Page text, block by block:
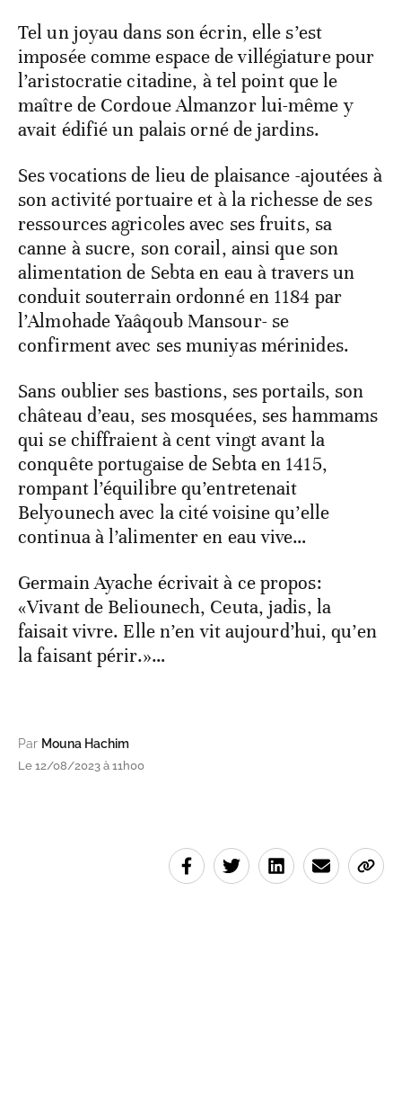
Tel un joyau dans son écrin, elle s’est
imposée comme espace de villégiature pour
l’aristocratie citadine, à tel point que le
maître de Cordoue Almanzor lui-même y
avait édifié un palais orné de jardins.
Ses vocations de lieu de plaisance -ajoutées à
son activité portuaire et à la richesse de ses
ressources agricoles avec ses fruits, sa
canne à sucre, son corail, ainsi que son
alimentation de Sebta en eau à travers un
conduit souterrain ordonné en 1184 par
l’Almohade Yaâqoub Mansour- se
confirment avec ses muniyas mérinides.
Sans oublier ses bastions, ses portails, son
château d’eau, ses mosquées, ses hammams
qui se chiffraient à cent vingt avant la
conquête portugaise de Sebta en 1415,
rompant l’équilibre qu’entretenait
Belyounech avec la cité voisine qu’elle
continua à l’alimenter en eau vive…
Germain Ayache écrivait à ce propos:
«Vivant de Beliounech, Ceuta, jadis, la
faisait vivre. Elle n’en vit aujourd’hui, qu’en
la faisant périr.»…
Par Mouna Hachim
Le 12/08/2023 à 11h00